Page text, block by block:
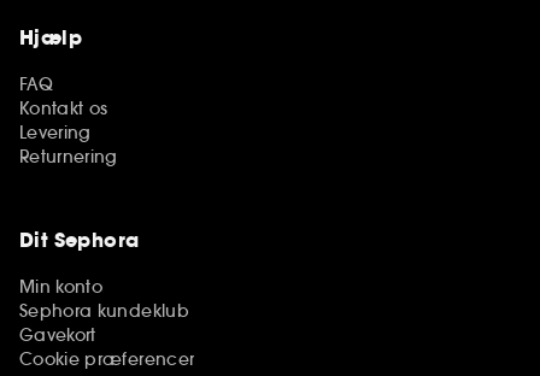
Hjælp
FAQ
Kontakt os
Levering
Returnering
Dit Sephora
Min konto
Sephora kundeklub
Gavekort
Cookie præferencer